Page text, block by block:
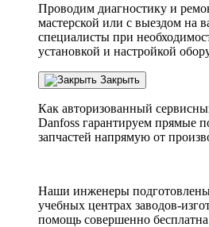
Проводим диагностику и
мастерской или с выездом на
специалисты при
установкой и настройкой
Закрыть
Как авторизованный
Danfoss гарантируем прямые
запчастей напрямую от
Наши инженеры
учебных центрах заводов-
помощь совершенно